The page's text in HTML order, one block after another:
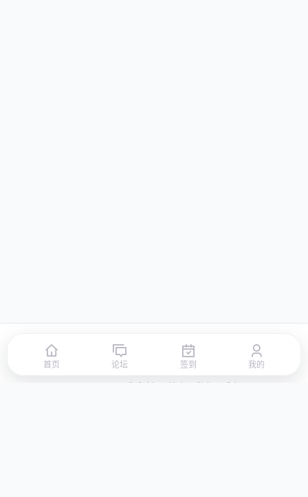
首页 签到 积分商城 站点地图
© 2026 LLBBS 乐乐论坛 · 独立开发者阿乐出品
首页 论坛 签到 我的